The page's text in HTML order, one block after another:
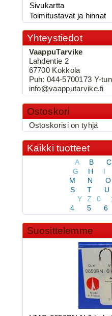
BKK 6062-
BKK 6062-
BKK 6062-
Sivukartta
Toimitustavat ja hinnat
Yhteystiedot
VaappuTarvike
Lahdentie 2
67700 Kokkola
Puh: 044-5700173 Y-
info@vaapputarvike.fi
Ostoskori
Ostoskorisi on tyhjä
Kaikki tuotteet
A B C
G
H I
M
N O
S
T U
Y
Z 0
4
5 6
Suosittelemme